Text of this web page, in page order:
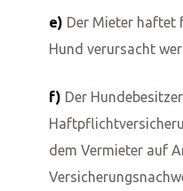
e) Der Mieter haftet
Hund verursacht
f) Der
dem Vermieter auf